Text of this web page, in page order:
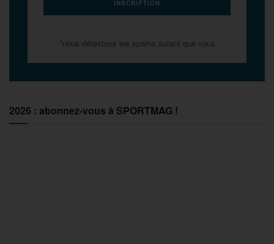
*nous détestons les spams autant que vous
2026 : abonnez-vous à SPORTMAG !